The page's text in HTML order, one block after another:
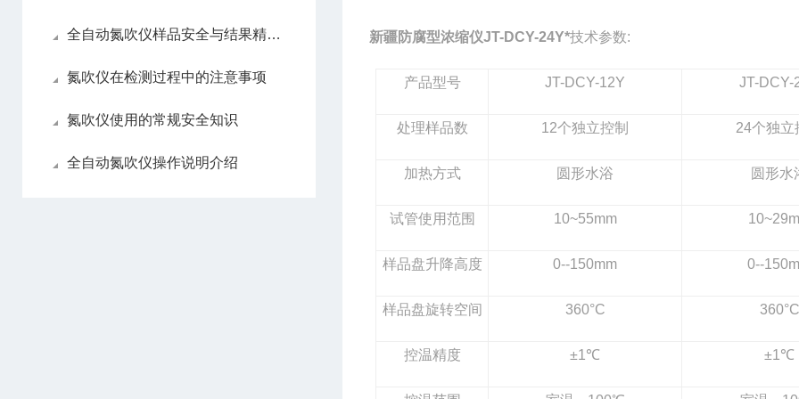
全自动氮吹仪样品安全与结果精准性
氮吹仪在检测过程中的注意事项
氮吹仪使用的常规安全知识
全自动氮吹仪操作说明介绍
新疆防腐型浓缩仪JT-DCY-24Y*技术参数:
产品型号 JT-DCY-12Y JT-DCY-
处理样品数 12个独立控制 24个独立
加热方式 圆形水浴 圆形水
试管使用范围 10~55mm
样品盘升降高度 0--150mm 0--
样品盘旋转空间 360°C 360°C
控温精度 ±1℃ ±1℃